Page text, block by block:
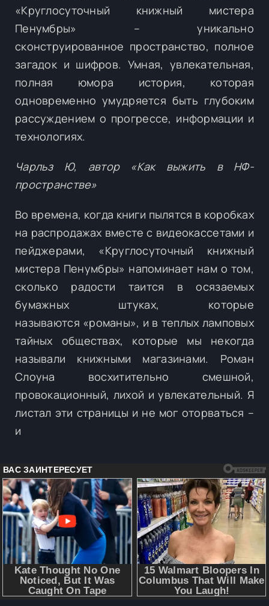
«Круглосуточный книжный мистера
Пенумбры» – уникально
сконструированное пространство, полное
загадок и шифров. Умная, увлекательная,
полная юмора история, которая
одновременно умудряется быть глубоким
рассуждением о прогрессе, информации и
технологиях.
Чарльз Ю, автор «Как выжить в НФ-
пространстве»
Во времена, когда книги пылятся в коробках
на распродажах вместе с видеокассетами и
пейджерами, «Круглосуточный книжный
мистера Пенумбры» напоминает нам о том,
сколько радости таится в осязаемых
бумажных штуках, которые
называются «романы», и в теплых ламповых
тайных обществах, которые мы некогда
называли книжными магазинами. Роман
Слоуна восхитительно смешной,
провокационный, лихой и увлекательный. Я
листал эти страницы и не мог оторваться –
и